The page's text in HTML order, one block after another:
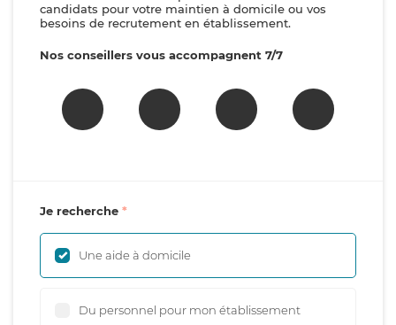
candidats pour votre maintien à domicile ou vos
besoins de recrutement en établissement.
Nos conseillers vous accompagnent 7/7
Je recherche
Une aide à domicile
Du personnel pour mon établissement